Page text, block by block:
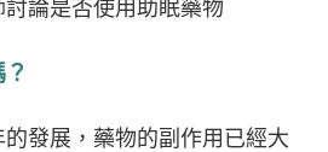
論是否使用助眠藥物
發展，藥物的副作用已經大